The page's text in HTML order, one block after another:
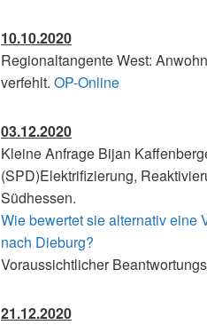
10.10.2020
Regionaltangente West:
verfehlt. OP-Online
03.12.2020
Kleine Anfrage Bijan
(SPD)Elektrifizierung,
Südhessen.
Wie bewertet sie alternativ eine
nach Dieburg?
Voraussichtlicher
21.12.2020